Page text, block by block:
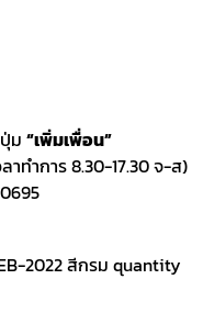
ม “เพิ่มเพื่อน”
าทำการ 8.30-17.30 จ-ส)
2022 สีกรม quantity